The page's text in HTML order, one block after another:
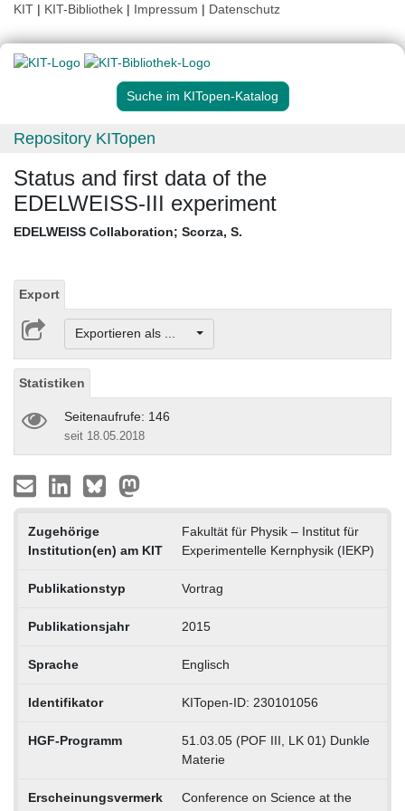
KIT | KIT-Bibliothek | Impressum | Datenschutz
Suche im KITopen-Katalog
Repository KITopen
Status and first data of the
EDELWEISS-III experiment
EDELWEISS Collaboration; Scorza, S.
Export
Exportieren als ...
Statistiken
Seitenaufrufe: 146
seit 18.05.2018
Zugehörige
Institution(en) am KIT
Fakultät für Physik – Institut für
Experimentelle Kernphysik (IEKP)
Publikationstyp Vortrag
Publikationsjahr 2015
Sprache Englisch
Identifikator KITopen-ID: 230101056
HGF-Programm
51.03.05 (POF III, LK 01) Dunkle
Materie
Erscheinungsvermerk
Conference on Science at the